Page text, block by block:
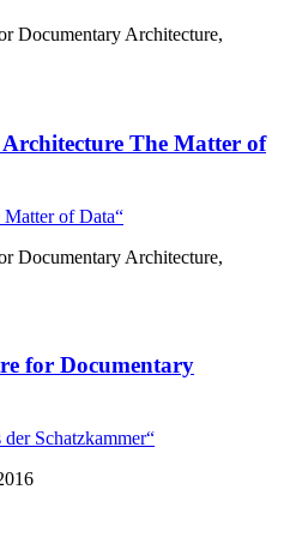
Documentary Architecture,
The Matter of
Documentary Architecture,
for Documentary